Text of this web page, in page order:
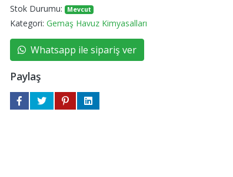
Stok Durumu: Mevcut
Kategori: Gemaş Havuz Kimyasalları
Whatsapp ile sipariş ver
Paylaş